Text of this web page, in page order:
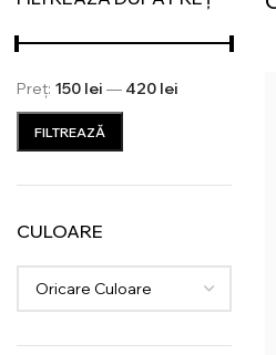
Preț
minim
Preț
maxim
FILTREAZĂ
Preț: 150 lei — 420 lei
CULOARE
Oricare Culoare